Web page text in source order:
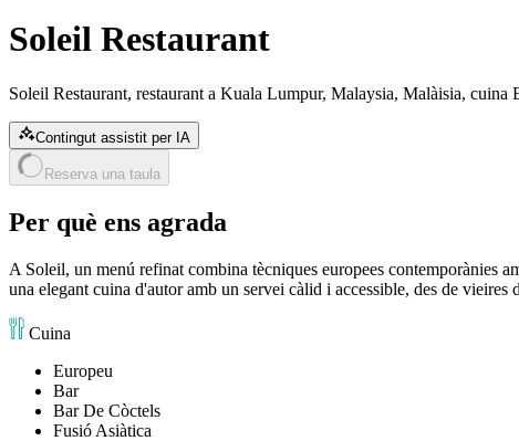
Soleil Restaurant
Soleil Restaurant, restaurant a Kuala Lumpur, Malaysia, Malàisia,
Contingut assistit per IA
Reserva una taula
Per què ens agrada
A Soleil, un menú refinat combina tècniques europees contemporànies
una elegant cuina d'autor amb un servei càlid i accessible, des de
Cuina
Europeu
Bar
Bar De Còctels
Fusió Asiàtica